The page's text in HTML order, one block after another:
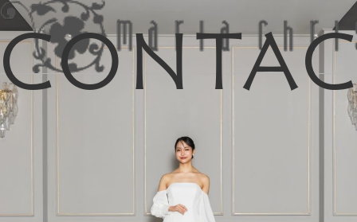
イリス
お